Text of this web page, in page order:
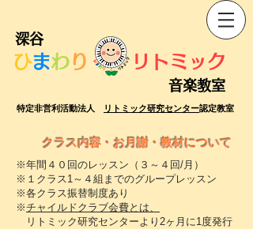
深谷
​まわり ​リトミック
音楽教室
特定非営利活動法人 リトミック研究センター認定教室
クラス内容・お月謝・教材について
※年間４０回のレッスン（３～４回/月）
​※１クラス1～４組までのグループレッスン
​※各クラス振替制度あり
※チャイルドクラブ会費とは、
リトミック研究センターより2ヶ月に1度発行